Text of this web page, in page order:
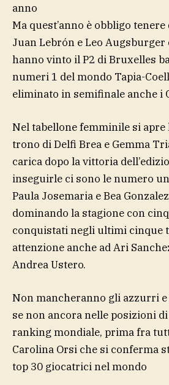
anno
Ma quest’anno è obbligo tenere
Juan Lebrón e Leo Augsburger
hanno vinto il P2 di Bruxelles
numeri 1 del mondo Tapia-
eliminato in semifinale anche i
Nel tabellone femminile si apre
trono di Delfi Brea e Gemma
carica dopo la vittoria
inseguirle ci sono le numero
Paula Josemaria e Bea
dominando la stagione con
conquistati negli ultimi cinque
attenzione anche ad Ari
Andrea Ustero.
Non mancheranno gli azzurri
se non ancora nelle posizioni
ranking mondiale, prima fra
Carolina Orsi che si conferma
top 30 giocatrici nel mondo